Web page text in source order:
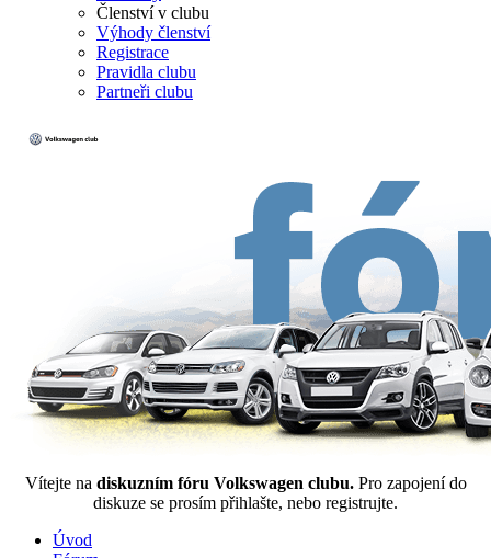
Členství v clubu
Výhody členství
Registrace
Pravidla clubu
Partneři clubu
Vítejte na diskuzním fóru Volkswagen clubu. Pro zapojení do
diskuze se prosím přihlašte, nebo registrujte.
Úvod